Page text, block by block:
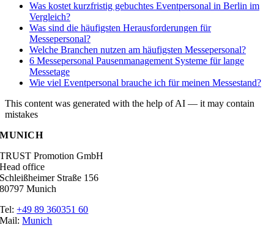
Was kostet kurzfristig gebuchtes Eventpersonal in Berlin im
Vergleich?
Was sind die häufigsten Herausforderungen für
Messepersonal?
Welche Branchen nutzen am häufigsten Messepersonal?
6 Messepersonal Pausenmanagement Systeme für lange
Messetage
Wie viel Eventpersonal brauche ich für meinen Messestand?
This content was generated with the help of AI — it may contain
mistakes
MUNICH
TRUST Promotion GmbH
Head office
Schleißheimer Straße 156
80797 Munich
Tel:+49 89 360351 60
Mail:Munich